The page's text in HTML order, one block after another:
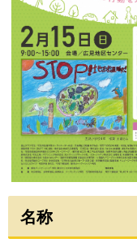
名称